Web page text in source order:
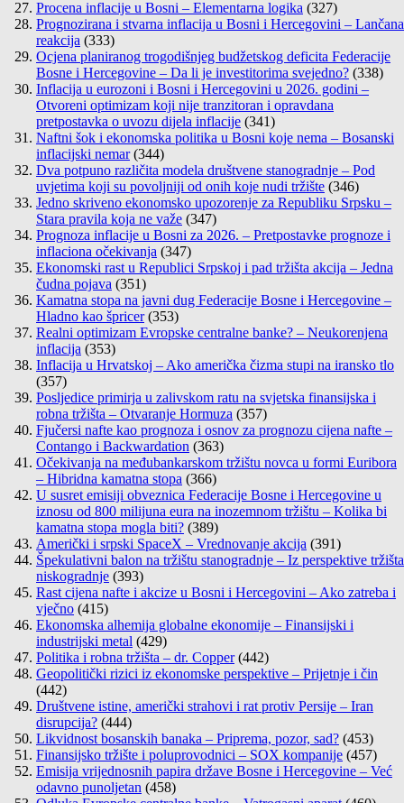
Procena inflacije u Bosni – Elementarna logika (327)
Prognozirana i stvarna inflacija u Bosni i Hercegovini – Lančana
reakcija (333)
Ocjena planiranog trogodišnjeg budžetskog deficita Federacije
Bosne i Hercegovine – Da li je investitorima svejedno? (338)
Inflacija u eurozoni i Bosni i Hercegovini u 2026. godini –
Otvoreni optimizam koji nije tranzitoran i opravdana
pretpostavka o uvozu dijela inflacije (341)
Naftni šok i ekonomska politika u Bosni koje nema – Bosanski
inflacijski nemar (344)
Dva potpuno različita modela društvene stanogradnje – Pod
uvjetima koji su povoljniji od onih koje nudi tržište (346)
Jedno skriveno ekonomsko upozorenje za Republiku Srpsku –
Stara pravila koja ne važe (347)
Prognoza inflacije u Bosni za 2026. – Pretpostavke prognoze i
inflaciona očekivanja (347)
Ekonomski rast u Republici Srpskoj i pad tržišta akcija – Jedna
čudna pojava (351)
Kamatna stopa na javni dug Federacije Bosne i Hercegovine –
Hladno kao špricer (353)
Realni optimizam Evropske centralne banke? – Neukorenjena
inflacija (353)
Inflacija u Hrvatskoj – Ako američka čizma stupi na iransko tlo
(357)
Posljedice primirja u zalivskom ratu na svjetska finansijska i
robna tržišta – Otvaranje Hormuza (357)
Fjučersi nafte kao prognoza i osnov za prognozu cijena nafte –
Contango i Backwardation (363)
Očekivanja na međubankarskom tržištu novca u formi Euribora
– Hibridna kamatna stopa (366)
U susret emisiji obveznica Federacije Bosne i Hercegovine u
iznosu od 800 milijuna eura na inozemnom tržištu – Kolika bi
kamatna stopa mogla biti? (389)
Američki i srpski SpaceX – Vrednovanje akcija (391)
Špekulativni balon na tržištu stanogradnje – Iz perspektive tržišta
niskogradnje (393)
Rast cijena nafte i akcize u Bosni i Hercegovini – Ako zatreba i
vječno (415)
Ekonomska alhemija globalne ekonomije – Finansijski i
industrijski metal (429)
Politika i robna tržišta – dr. Copper (442)
Geopolitički rizici iz ekonomske perspektive – Prijetnje i čin
(442)
Društvene istine, američki strahovi i rat protiv Persije – Iran
disrupcija? (444)
Likvidnost bosanskih banaka – Priprema, pozor, sad? (453)
Finansijsko tržište i poluprovodnici – SOX kompanije (457)
Emisija vrijednosnih papira države Bosne i Hercegovine – Već
odavno punoljetan (458)